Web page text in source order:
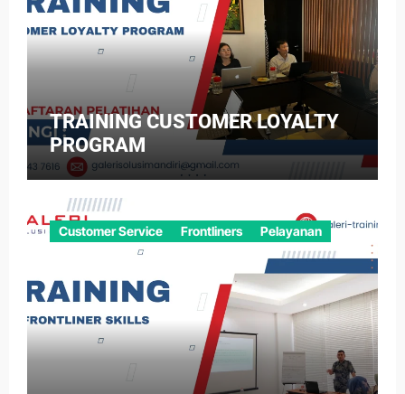
TRAINING CUSTOMER LOYALTY
PROGRAM
Customer Service Frontliners Pelayanan